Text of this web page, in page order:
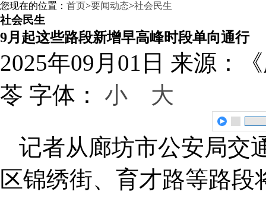
您现在的位置： 首页>要闻动态>社会民生
社会民生
9月起这些路段新增早高峰时段单向通行
2025年09月01日 来源：
苓 字体： 小 大
记者从廊坊市公安局交
区锦绣街、育才路等路